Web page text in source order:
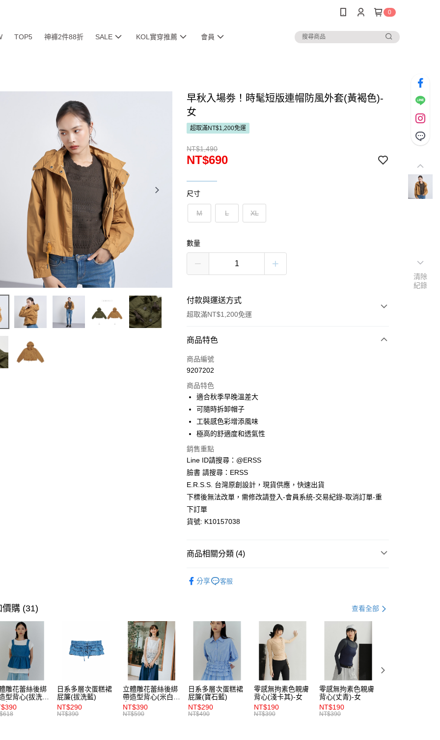
0
TOP5 神褲2件88折 SALE KOL實穿推薦 會員
早秋入場劵！時髦短版連帽防風外套(黃褐色)-
女
超取滿NT$1,200免運
NT$1,490
NT$690
尺寸
M L XL
數量
付款與運送方式
超取滿NT$1,200免運
付款方式
信用卡一次付款
LINE Pay
Apple Pay
街口支付
悠遊付
相關說明
【關於「AFTEE先享後付」】
AFTEE先享後付是「在收到商品之後才付款」的支付方式。 讓您購物簡單
便利好安心！
１．簡單：不需註冊會員、不需綁卡、不需儲值。
２．便利：只要手機號碼，簡訊認證，即可結帳。
【「AFTEE先享後付」結帳流程】
１．於結帳方式選擇「AFTEE先享後付」後，將跳轉至「AFTEE先享後
２．訂單成立數日內，您將收到繳費通知簡訊。
３．收到繳費通知簡訊後14天內，點擊此簡訊中的連結，可透過四大超商
絡購買商品的店家。未經商家同意取消之訂單仍視為有效，需透過AFTEE
先享後付繳納相關費用。
※ 交易是否成功請以「AFTEE先享後付 」之結帳頁面顯示為準，若有關於
是否繳費成功／繳費後需取消欲退款等相關疑問，請聯繫「AFTEE先享後
付客戶支援中心」
https://netprotections.freshdesk.com/support/home
【注意事項】
１．透過由恩沛科技股份有限公司提供之「AFTEE先享後付」服務完成之
交易，需依本服務之必要範圍內提供個人資料，並將交易相關給付款項請
求債權轉讓予恩沛科技股份有限公司。
２．關於個人資料處理事宜，請瀏覽以下網址：
https://aftee.tw/terms/#terms3
３．未成年的使用者請事先徵得法定代理人或監護人之同意方可使用
ATM付款
運送方式
每筆NT$80，滿NT$1,200(含以上)免運費
付款後全家取貨
每筆NT$80，滿NT$1,200(含以上)免運費
付款後萊爾富取貨
每筆NT$80，滿NT$1,200(含以上)免運費
7-11取貨付款
每筆NT$80，滿NT$1,200(含以上)免運費
付款後7-11取貨
每筆NT$80，滿NT$1,200(含以上)免運費
商品特色
商品編號
9207202
商品特色
適合秋季早晚溫差大
可隨時拆卸帽子
工裝感色彩增添風味
極高的舒適度和透氣性
銷售重點
Line ID請搜尋：@ERSS
臉書 請搜尋：ERSS
E.R.S.S. 台灣原創設計，現貨供應，快速出貨
下標後無法改單，需修改請登入-會員系統-交易紀錄-取消訂單-重
下訂單
貨號: K10157038
商品相關分類 (4)
【秋冬特輯】 踏青必備🍃運動外套$690up
分享 客服
價購 (31) 查看全部
雕花蕾絲後綁
型背心(拔洗
女
日系多層次蛋糕裙
屁簾(拔洗藍)
NT$290
NT$390
立體雕花蕾絲後綁
帶造型背心(米白)-
女
NT$390
NT$590
日系多層次蛋糕裙
屁簾(寶石藍)
NT$290
NT$490
零感無拘素色親膚
背心(淺卡其)-女
NT$190
NT$390
零感無拘素色親膚
背心(丈青)-女
NT$190
NT$390
清除
紀錄